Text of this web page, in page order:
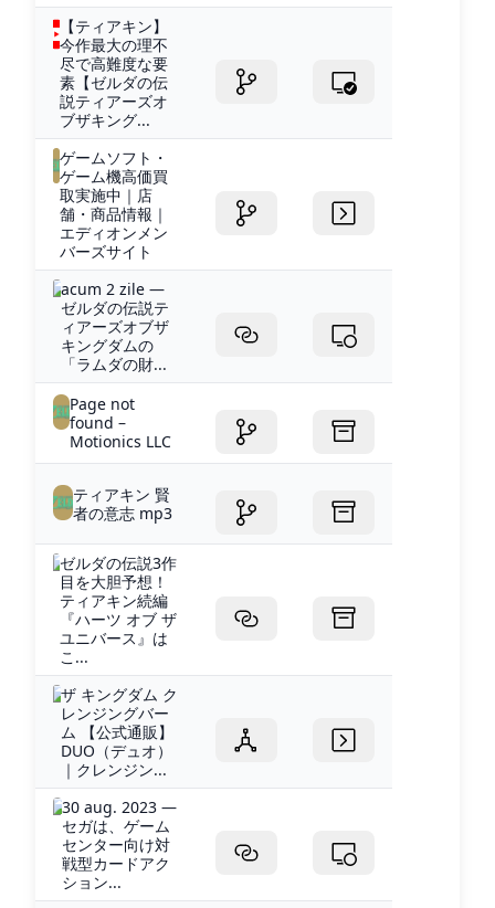
【ティアキン】
今作最大の理不
尽で高難度な要
素【ゼルダの伝
説ティアーズオ
ブザキング...
ゲームソフト・
ゲーム機高価買
取実施中｜店
舗・商品情報｜
エディオンメン
バーズサイト
acum 2 zile —
ゼルダの伝説テ
ィアーズオブザ
キングダムの
「ラムダの財...
Page not
found –
Motionics LLC
ティアキン 賢
者の意志 mp3
ゼルダの伝説3作
目を大胆予想！
ティアキン続編
『ハーツ オブ ザ
ユニバース』は
こ...
ザ キングダム ク
レンジングバー
ム 【公式通販】
DUO（デュオ）
｜クレンジン...
30 aug. 2023 —
セガは、ゲーム
センター向け対
戦型カードアク
ション...